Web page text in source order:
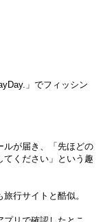
」でフィッシン
ルが届き、「先ほどの
てください」という趣
行サイトと酷似。